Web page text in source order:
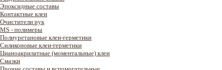
Эпоксидные составы
Контактные клеи
Очистители рук
MS - полимеры
Полиуретановые клеи-герметики
Силиконовые клеи-герметики
Цианоакрилатные (моментальные) клеи
Смазки